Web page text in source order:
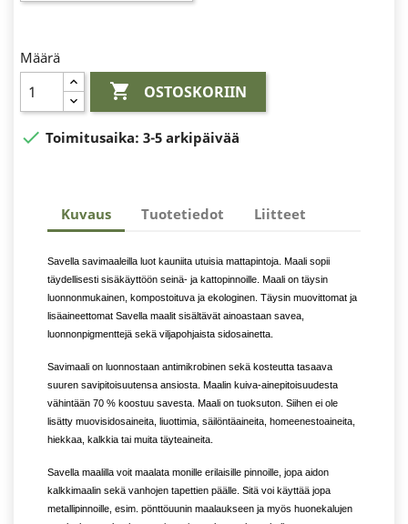
Määrä
 OSTOSKORIIN
 Toimitusaika: 3-5 arkipäivää
Kuvaus Tuotetiedot Liitteet
Savella savimaaleilla luot kauniita utuisia mattapintoja. Maali sopii
täydellisesti sisäkäyttöön seinä- ja kattopinnoille. Maali on täysin
luonnonmukainen, kompostoituva ja ekologinen. Täysin muovittomat ja
lisäaineettomat Savella maalit sisältävät ainoastaan savea,
luonnonpigmenttejä sekä viljapohjaista sidosainetta.
Savimaali on luonnostaan antimikrobinen sekä kosteutta tasaava
suuren savipitoisuutensa ansiosta. Maalin kuiva-ainepitoisuudesta
vähintään 70 % koostuu savesta. Maali on tuoksuton. Siihen ei ole
lisätty muovisidosaineita, liuottimia, säilöntäaineita, homeenestoaineita,
hiekkaa, kalkkia tai muita täyteaineita.
Savella maalilla voit maalata monille erilaisille pinnoille, jopa aidon
kalkkimaalin sekä vanhojen tapettien päälle. Sitä voi käyttää jopa
metallipinnoille, esim. pönttöuunin maalaukseen ja myös huonekalujen